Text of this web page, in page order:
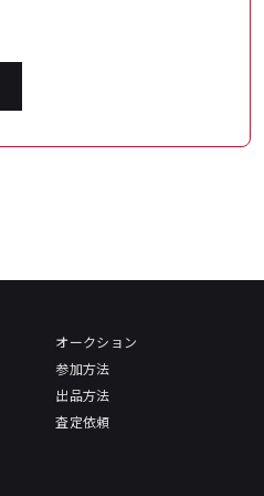
オークション
参加方法
出品方法
査定依頼